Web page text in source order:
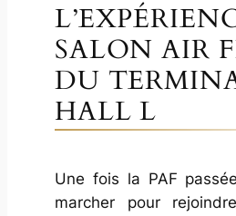
SALON AIR
DU
HALL L
Une fois la PAF
marcher pour